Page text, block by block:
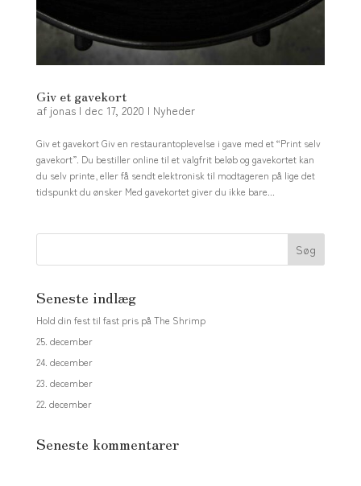
Giv et gavekort
af jonas| dec 17, 2020 | Nyheder
Giv et gavekort Giv en restaurantoplevelse i gave med et “Print selv
gavekort”. Du bestiller online til et valgfrit beløb og gavekortet kan
du selv printe, eller få sendt elektronisk til modtageren på lige det
tidspunkt du ønsker Med gavekortet giver du ikke bare...
Seneste indlæg
Hold din fest til fast pris på The Shrimp
25. december
24. december
23. december
22. december
Seneste kommentarer